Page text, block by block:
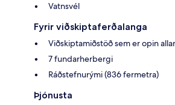
Vatnsvél
Fyrir viðskiptaferðalanga
Viðskiptamiðstöð sem er opin
7 fundarherbergi
Ráðstefnurými (836 fermetra)
Þjónusta